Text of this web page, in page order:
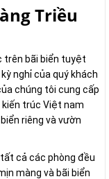
Triều
trên bãi biển tuyệt
nghỉ của quý khách
chúng tôi cung cấp
kiến trúc Việt nam
riêng và vườn
cả các phòng đều
màng và bãi biển